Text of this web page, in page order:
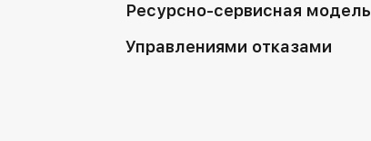
Ресурсно-сервисная модель
Управлениями отказами